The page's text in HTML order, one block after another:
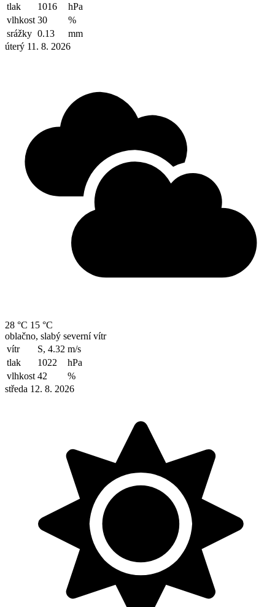
tlak
1016
hPa
vlhkost 30
%
srážky 0.13
mm
úterý 11. 8. 2026
28 °C 15 °C
oblačno, slabý severní vítr
vítr
S, 4.32 m/s
tlak
1022
hPa
vlhkost 42
%
středa 12. 8. 2026